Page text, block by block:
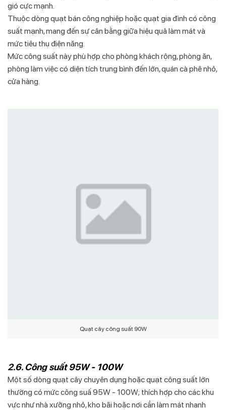
gió cực mạnh.
Thuộc dòng quạt bán công nghiệp hoặc quạt gia đình có công
suất mạnh, mang đến sự cân bằng giữa hiệu quả làm mát và
mức tiêu thụ điện năng.
Mức công suất này phù hợp cho phòng khách rộng, phòng ăn,
phòng làm việc có diện tích trung bình đến lớn, quán cà phê nhỏ,
cửa hàng.
Quạt cây công suất 90W
2.6. Công suất 95W - 100W
Một số dòng quạt cây chuyên dụng hoặc quạt công suất lớn
thường có mức công suấ 95W - 100W; thích hợp cho các khu
vực như nhà xưởng nhỏ, kho bãi hoặc nơi cần làm mát nhanh